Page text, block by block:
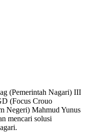
(Pemerintah Nagari) III
(Focus Crouo
Negeri) Mahmud Yunus
mencari solusi